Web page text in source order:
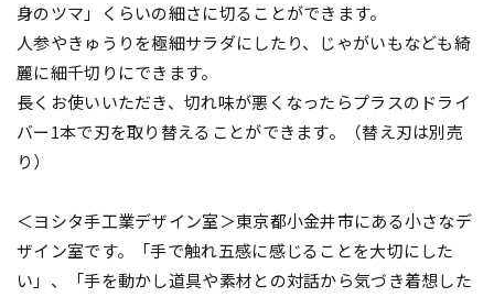
身のツマ」くらいの細さに切ることができます。
人参やきゅうりを極細サラダにしたり、じゃがいもなども綺
麗に細千切りにできます。
長くお使いいただき、切れ味が悪くなったらプラスのドライ
バー1本で刃を取り替えることができます。（替え刃は別売
り）
＜ヨシタ手工業デザイン室＞東京都小金井市にある小さなデ
ザイン室です。「手で触れ五感に感じることを大切にした
い」、「手を動かし道具や素材との対話から気づき着想した